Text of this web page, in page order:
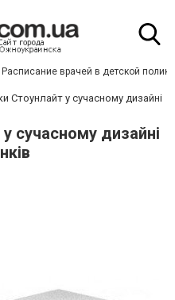
Расписание врачей в детской
Стоунлайт у сучасному дизайні
сучасному дизайні